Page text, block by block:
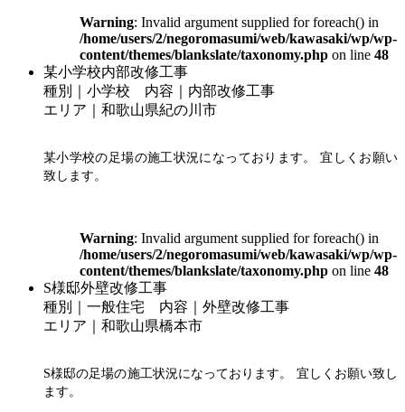
Warning: Invalid argument supplied for foreach() in
/home/users/2/negoromasumi/web/kawasaki/wp/wp-
content/themes/blankslate/taxonomy.php on line 48
某小学校内部改修工事
種別｜小学校 内容｜内部改修工事
エリア｜和歌山県紀の川市
某小学校の足場の施工状況になっております。 宜しくお願い
致します。
Warning: Invalid argument supplied for foreach() in
/home/users/2/negoromasumi/web/kawasaki/wp/wp-
content/themes/blankslate/taxonomy.php on line 48
S様邸外壁改修工事
種別｜一般住宅 内容｜外壁改修工事
エリア｜和歌山県橋本市
S様邸の足場の施工状況になっております。 宜しくお願い致し
ます。